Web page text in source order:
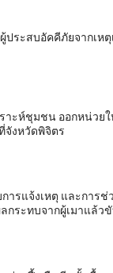
ประสบอัคคีภัยจากเห
าะห์ชุมชน ออกหน่วย
งหวัดพิจิตร
ารแจ้งเหตุ และการ
กระทบจากผู้เมาแล้ว